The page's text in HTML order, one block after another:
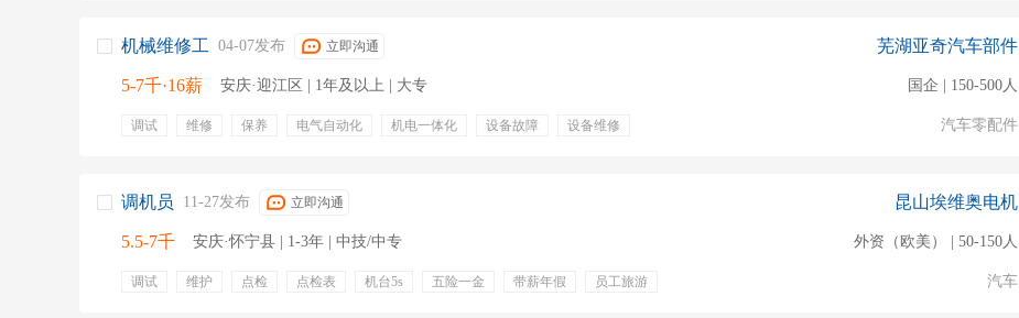
机械维修工 04-07发布 立即沟通
5-7千·16薪 安庆·迎江区 | 1年及以上 | 大专
调试 维修 保养 电气自动化 机电一体化 设备故障
设备维修
芜湖亚奇汽车部件
国企 | 150-500人
汽车零配件
调机员 11-27发布 立即沟通
5.5-7千 安庆·怀宁县 | 1-3年 | 中技/中专
调试 维护 点检 点检表 机台5s 五险一金 带薪年假
员工旅游
昆山埃维奥电机
外资（欧美） | 50-150人
汽车